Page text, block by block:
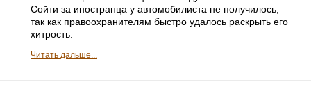
Сойти за иностранца у автомобилиста не получилось,
так как правоохранителям быстро удалось раскрыть его
хитрость.
Читать дальше...